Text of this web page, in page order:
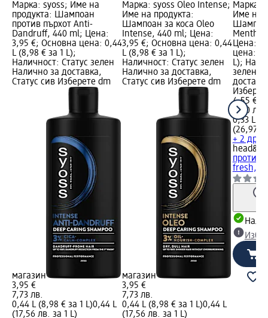
Марка: syoss; Име на
продукта: Шампоан
против пърхот Anti-
Dandruff, 440 ml; Цена:
3,95 €; Основна цена: 0,44
L (8,98 € за 1 L);
Наличност: Статус зелен
Налично за доставка,
Статус сив Изберете dm
магазин
3,95 €
7,73 лв.
0,44 L (8,98 € за 1 L)0,44 L
(17,56 лв. за 1 L)
Марка: syoss Oleo Intense;
Име на продукта:
Шампоан за коса Oleo
Intense, 440 ml; Цена:
3,95 €; Основна цена: 0,44
L (8,98 € за 1 L);
Наличност: Статус зелен
Налично за доставка,
Статус сив Изберете dm
магазин
3,95 €
7,73 лв.
0,44 L (8,98 € за 1 L)0,44 L
(17,56 лв. за 1 L)
Марка:
Име на
Menthol
Цена:
цена:
L);
зелен
4,55 €
8,90 лв.
0,33 L
(26,97
+ 2
против
fresh,